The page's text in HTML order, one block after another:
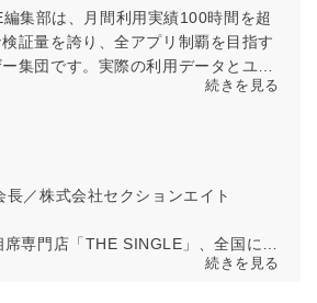
集部は、月間利用実績100時間を超
証量を誇り、全アプリ制覇を目指す
集団です。実際の利用データとユー
づく検証を通じて、マッチングアプリ
続きを見る
長／株式会社セクションエイト
席専門店「THE SINGLE」、全国に店
「相席屋」、お酒もスポーツも無限に
続きを見る